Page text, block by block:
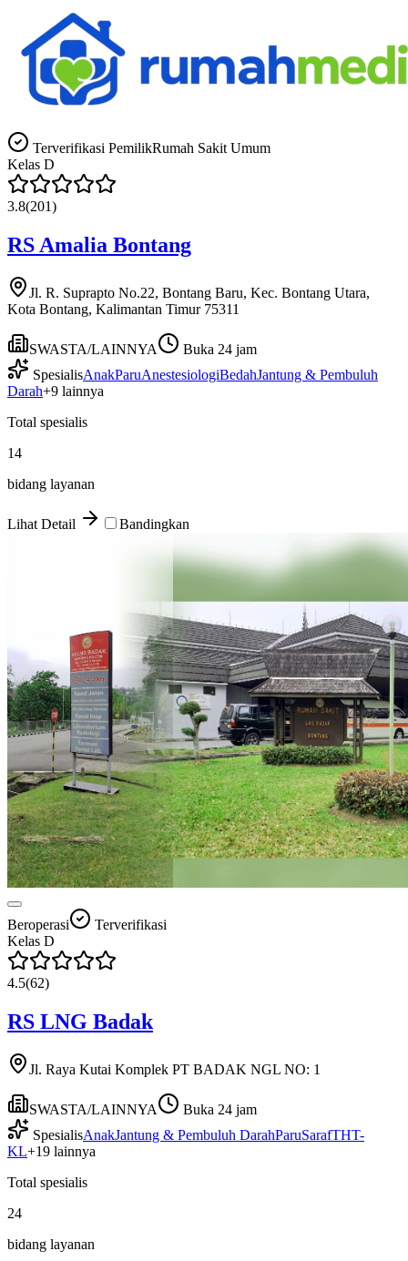
Terverifikasi PemilikRumah Sakit Umum
Kelas D
3.8(201)
RS Amalia Bontang
Jl. R. Suprapto No.22, Bontang Baru, Kec. Bontang Utara,
Kota Bontang, Kalimantan Timur 75311
SWASTA/LAINNYA
Buka 24 jam
SpesialisAnakParuAnestesiologiBedahJantung & Pembuluh
Darah+9 lainnya
Total spesialis
14
bidang layanan
Lihat Detail Bandingkan
Beroperasi
Terverifikasi
Kelas D
4.5(62)
RS LNG Badak
Jl. Raya Kutai Komplek PT BADAK NGL NO: 1
SWASTA/LAINNYA
Buka 24 jam
SpesialisAnakJantung & Pembuluh DarahParuSarafTHT-
KL+19 lainnya
Total spesialis
24
bidang layanan